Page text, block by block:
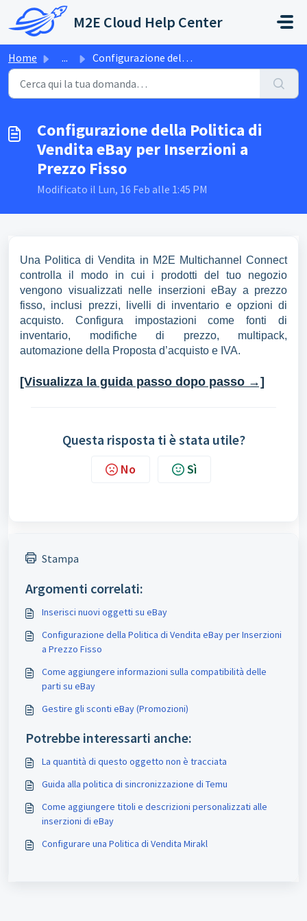
Salta al contenuto principale
M2E Cloud Help Center
Home ... Configurazione della Politica di Vendita eBay per Inserzi...
Configurazione della Politica di
Vendita eBay per Inserzioni a
Prezzo Fisso
Modificato il Lun, 16 Feb alle 1:45 PM
Una Politica di Vendita in M2E Multichannel Connect
controlla il modo in cui i prodotti del tuo negozio
vengono visualizzati nelle inserzioni eBay a prezzo
fisso, inclusi prezzi, livelli di inventario e opzioni di
acquisto. Configura impostazioni come fonti di
inventario, modifiche di prezzo, multipack,
automazione della Proposta d’acquisto e IVA.
[Visualizza la guida passo dopo passo →]
Questa risposta ti è stata utile?
No Sì
Stampa
Argomenti correlati:
Inserisci nuovi oggetti su eBay
Configurazione della Politica di Vendita eBay per Inserzioni
a Prezzo Fisso
Come aggiungere informazioni sulla compatibilità delle
parti su eBay
Gestire gli sconti eBay (Promozioni)
Potrebbe interessarti anche:
La quantità di questo oggetto non è tracciata
Guida alla politica di sincronizzazione di Temu
Come aggiungere titoli e descrizioni personalizzati alle
inserzioni di eBay
Configurare una Politica di Vendita Mirakl